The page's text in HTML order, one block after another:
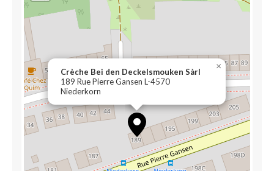
Crèche Bei den Deckelsmouken Sàrl
189 Rue Pierre Gansen L-4570
Niederkorn
×